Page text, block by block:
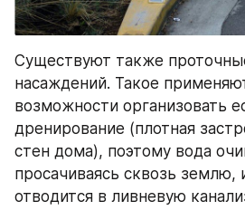
Существуют также
насаждений. Такое
возможности организовать
дренирование (плотная
стен дома), поэтому вода
просачиваясь сквозь землю,
отводится в ливневую